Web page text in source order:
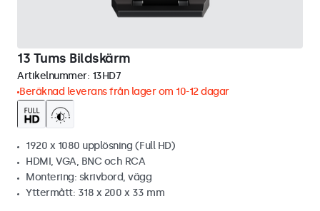
13 Tums Bildskärm
Artikelnummer: 13HD7
Beräknad leverans från lager om 10-12 dagar
1920 x 1080 upplösning (Full HD)
HDMI, VGA, BNC och RCA
Montering: skrivbord, vägg
Yttermått: 318 x 200 x 33 mm